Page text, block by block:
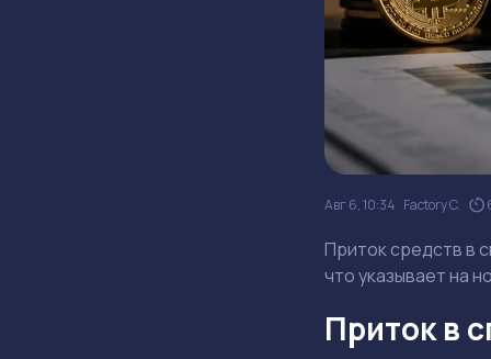
Авг 6, 10:34 Factory C.
Приток средств в
что указывает на
Приток в